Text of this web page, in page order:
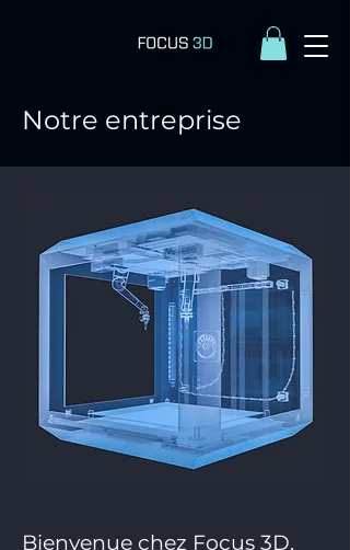
Notre entreprise
Bienvenue chez Focus 3D,